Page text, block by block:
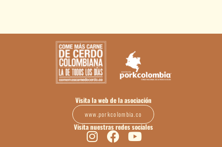
Visita la web de la asociación
www.porkcolombia.co
Visita nuestras redes sociales